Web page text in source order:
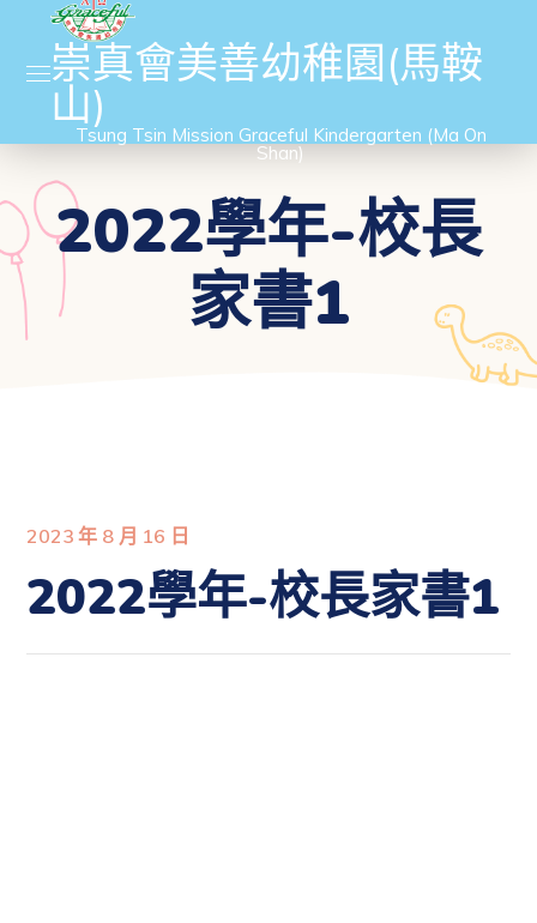
崇真會美善幼稚園(馬鞍
山)
Tsung Tsin Mission Graceful Kindergarten (Ma On
Shan)
2022學年-校長
家書1
2023 年 8 月 16 日
2022學年-校長家書1